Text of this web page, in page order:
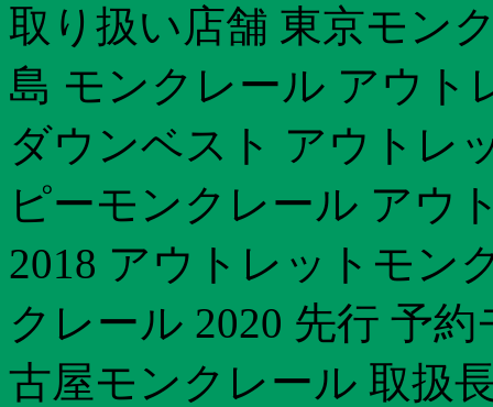
取り扱い店舗 東京モン
島 モンクレール アウト
ダウンベスト アウトレ
ピーモンクレール アウ
2018 アウトレットモン
クレール 2020 先行 予
古屋モンクレール 取扱